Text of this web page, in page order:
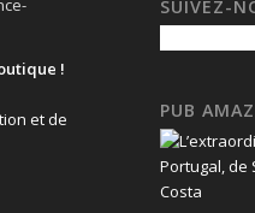
!
SUIVEZ-
PUB